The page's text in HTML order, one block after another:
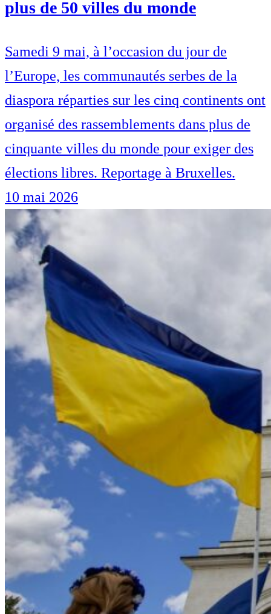
plus de 50 villes du monde
Samedi 9 mai, à l’occasion du jour de
l’Europe, les communautés serbes de la
diaspora réparties sur les cinq continents ont
organisé des rassemblements dans plus de
cinquante villes du monde pour exiger des
élections libres. Reportage à Bruxelles.
10 mai 2026